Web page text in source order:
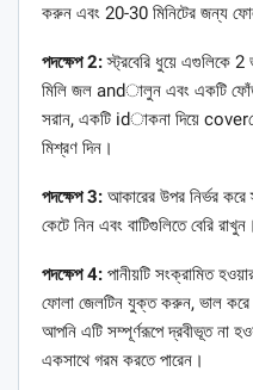
করুন এবং 20-30 মিনিটের জন্য
পদক্ষেপ 2:স্ট্রবেরি ধুয়ে এগুলিকে
মিলি জল andালুন এবং একটি
সরান, একটি idাকনা দিয়ে
মিশ্রণ দিন।
পদক্ষেপ 3: আকারের উপর নির্ভর করে
কেটে নিন এবং বাটিগুলিতে বেরি রাখুন।
পদক্ষেপ 4: পানীয়টি সংক্রামিত
ফোলা জেলটিন যুক্ত করুন, ভাল করে
আপনি এটি সম্পূর্ণরূপে দ্রবীভূত না
একসাথে গরম করতে পারেন।